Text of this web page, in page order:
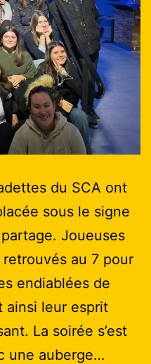
du SCA ont
sous le signe
Joueuses
au 7 pour
endiablées de
ainsi leur esprit
La soirée s’est
une auberge…